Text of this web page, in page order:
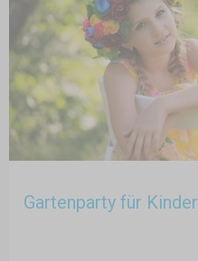
Gartenparty für Kinder